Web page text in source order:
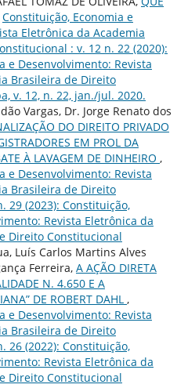
Constituição, Economia e
Eletrônica da Academia
: v. 12 n. 22 (2020):
e Desenvolvimento: Revista
Brasileira de Direito
v. 12, n. 22, jan./jul. 2020.
Vargas, Dr. Jorge Renato dos
DO DIREITO PRIVADO
EM PROL DA
À LAVAGEM DE DINHEIRO ,
e Desenvolvimento: Revista
Brasileira de Direito
29 (2023): Constituição,
Revista Eletrônica da
Direito Constitucional
Luís Carlos Martins Alves
Ferreira, A AÇÃO DIRETA
N. 4.650 E A
DE ROBERT DAHL ,
e Desenvolvimento: Revista
Brasileira de Direito
26 (2022): Constituição,
Revista Eletrônica da
Direito Constitucional